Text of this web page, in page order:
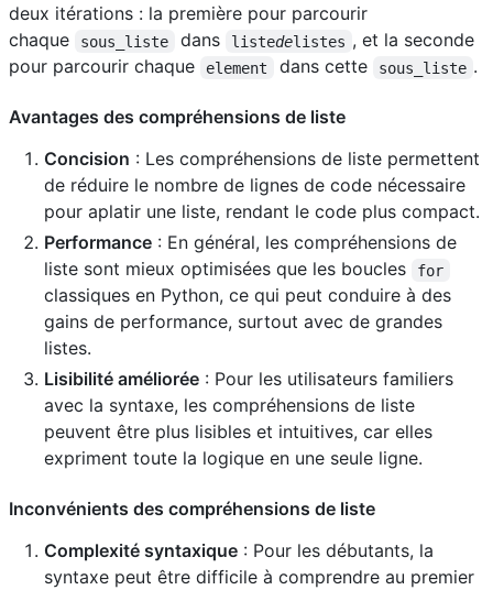
deux itérations : la première pour parcourir
chaque
sous_liste dans listedelistes , et la seconde
pour parcourir chaque
element dans cette sous_liste .
Avantages des compréhensions de liste
Concision : Les compréhensions de liste permettent
de réduire le nombre de lignes de code nécessaire
pour aplatir une liste, rendant le code plus compact.
Performance : En général, les compréhensions de
liste sont mieux optimisées que les boucles
for
classiques en Python, ce qui peut conduire à des
gains de performance, surtout avec de grandes
listes.
Lisibilité améliorée : Pour les utilisateurs familiers
avec la syntaxe, les compréhensions de liste
peuvent être plus lisibles et intuitives, car elles
expriment toute la logique en une seule ligne.
Inconvénients des compréhensions de liste
Complexité syntaxique : Pour les débutants, la
syntaxe peut être difficile à comprendre au premier